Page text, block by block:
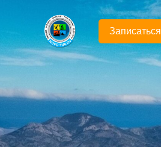
Записаться